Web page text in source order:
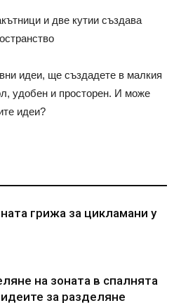
и две кутии създава
идеи, ще създадете в малкия
удобен и просторен. И може
идеи?
грижа за цикламани у
на зоната в спалнята
за разделяне